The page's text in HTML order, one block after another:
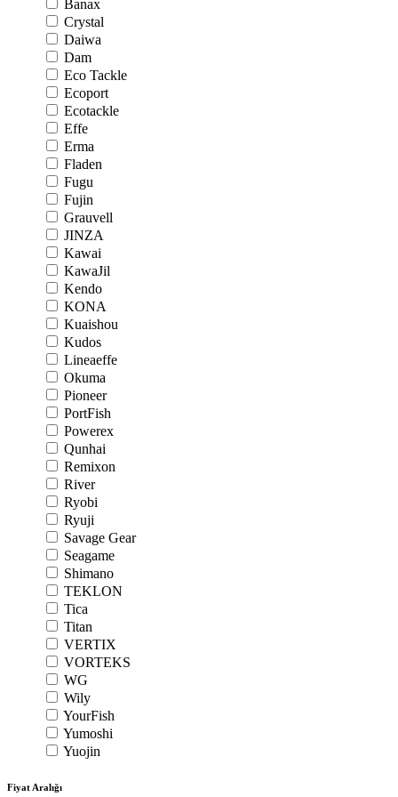
Banax
Crystal
Daiwa
Dam
Eco Tackle
Ecoport
Ecotackle
Effe
Erma
Fladen
Fugu
Fujin
Grauvell
JINZA
Kawai
KawaJil
Kendo
KONA
Kuaishou
Kudos
Lineaeffe
Okuma
Pioneer
PortFish
Powerex
Qunhai
Remixon
River
Ryobi
Ryuji
Savage Gear
Seagame
Shimano
TEKLON
Tica
Titan
VERTIX
VORTEKS
WG
Wily
YourFish
Yumoshi
Yuojin
Fiyat Aralığı